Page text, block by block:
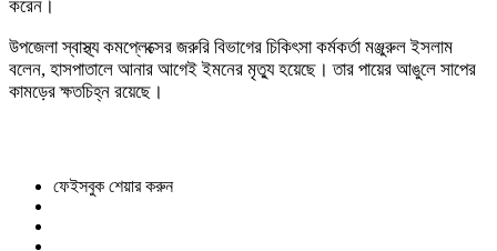
করেন।
উপজেলা স্বাস্থ্য কমপ্লেক্সের জরুরি বিভাগের চিকিৎসা কর্মকর্তা মঞ্জুরুল ইসলাম
বলেন, হাসপাতালে আনার আগেই ইমনের মৃত্যু হয়েছে। তার পায়ের আঙুলে সাপের
কামড়ের ক্ষতচিহ্ন রয়েছে।
ফেইসবুক শেয়ার করুন